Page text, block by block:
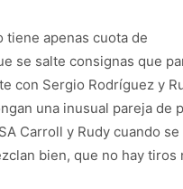
tiene apenas cuota de
se salte consignas que
con Sergio Rodríguez y
una inusual pareja de
Carroll y Rudy cuando
bien, que no hay